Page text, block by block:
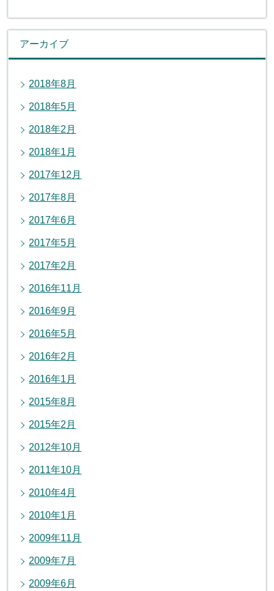
アーカイブ
2018年8月
2018年5月
2018年2月
2018年1月
2017年12月
2017年8月
2017年6月
2017年5月
2017年2月
2016年11月
2016年9月
2016年5月
2016年2月
2016年1月
2015年8月
2015年2月
2012年10月
2011年10月
2010年4月
2010年1月
2009年11月
2009年7月
2009年6月